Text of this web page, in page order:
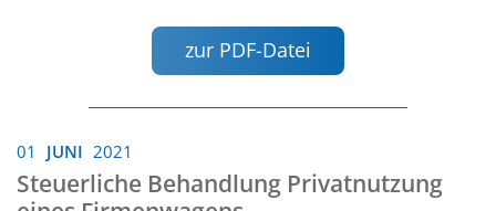
zur PDF-Datei
01 JUNI 2021
Steuerliche Behandlung Privatnutzung